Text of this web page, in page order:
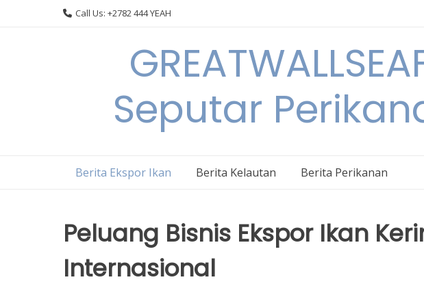
Call Us: +2782 444 YEAH
Seputar
Berita Ekspor Ikan Berita Kelautan Berita Perikanan
Peluang Bisnis Ekspor Ikan
Internasional